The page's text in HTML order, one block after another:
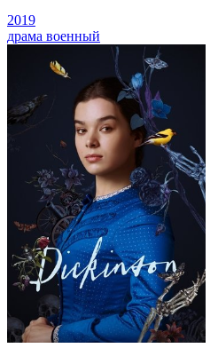
2019
драма военный